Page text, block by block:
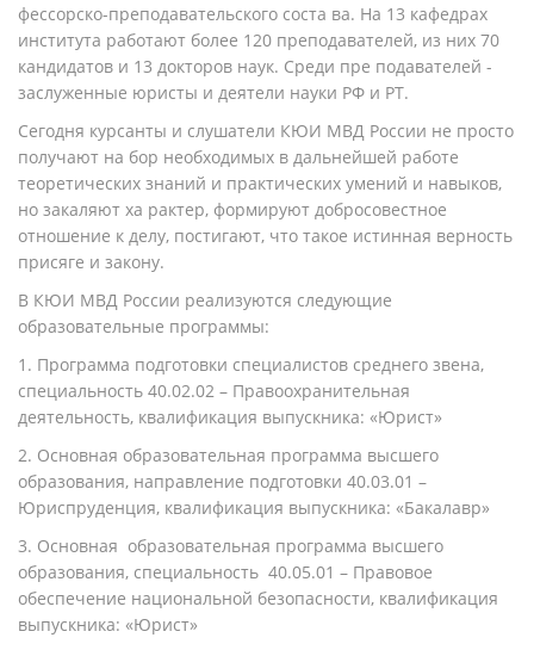
фессорско-преподавательского соста­ ва. На 13 кафедрах
института работают более 120 преподавателей, из них 70
кандидатов и 13 докторов наук. Среди пре­ подавателей -
заслуженные юристы и деятели науки РФ и РТ.
Сегодня курсанты и слушатели КЮИ МВД России не просто
получают на­ бор необходимых в дальнейшей работе
теоретических знаний и практических умений и навыков,
но закаляют ха­ рактер, формируют добросовестное
отношение к делу, постигают, что такое истинная верность
присяге и закону.
В КЮИ МВД России реализуются следующие
образовательные программы:
1. Программа подготовки специалистов среднего звена,
специальность 40.02.02 – Правоохранительная
деятельность, квалификация выпускника: «Юрист»
2. Основная образовательная программа высшего
образования, направление подготовки 40.03.01 –
Юриспруденция, квалификация выпускника: «Бакалавр»
3. Основная образовательная программа высшего
образования, специальность 40.05.01 – Правовое
обеспечение национальной безопасности, квалификация
выпускника: «Юрист»